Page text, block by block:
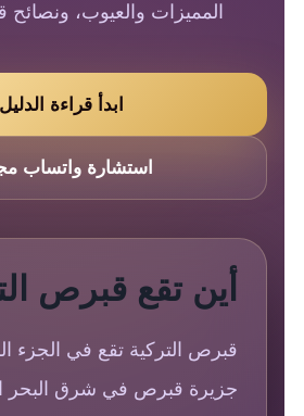
المميزات والعيوب،
ابدأ قراءة الدليل
استشارة واتساب
أين تقع قبرص
قبرص التركية تقع في الجزء
جزيرة قبرص في شرق البحر